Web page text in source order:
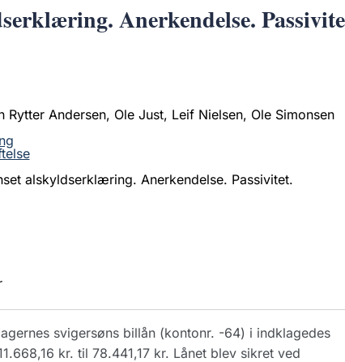
Anerkendelse.
Rytter Andersen, Ole Just, Leif Nielsen, Ole Simonsen
alskyldserklæring. Anerkendelse. Passivitet.
svigersøns billån (kontonr. -64) i indklagedes
kr. til 78.441,17 kr. Lånet blev sikret ved